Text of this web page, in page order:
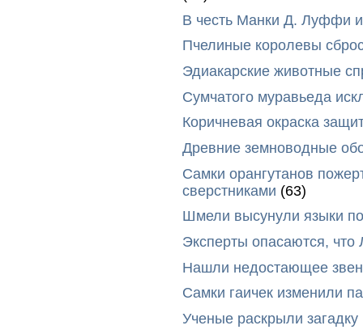
В честь Манки Д. Луффи
Пчелиные королевы
Эдиакарские животные
Сумчатого муравьеда
Коричневая окраска
Древние земноводные
Самки орангутанов
сверстниками (63)
Шмели высунули языки
Эксперты опасаются,
Нашли недостающее
Самки гаичек изменили
Ученые раскрыли загадку